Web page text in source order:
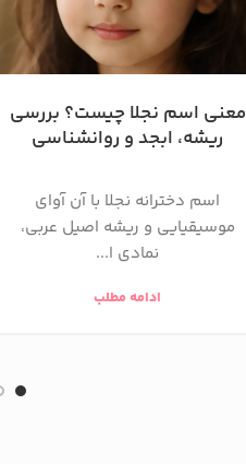
معنی اسم نجلا چیست؟ بررسی
ریشه، ابجد و روانشناسی
اسم دخترانه نجلا با آن آوای
موسیقیایی و ریشه اصیل عربی،
نمادی ا...
ادامه مطلب